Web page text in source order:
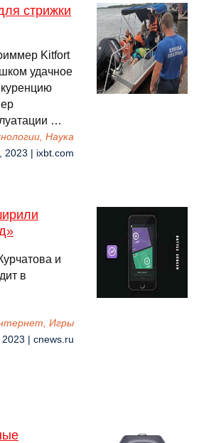
стрижки
Kitfort
удачное
…
Наука
2023 | ixbt.com
и
в
Игры
| cnews.ru